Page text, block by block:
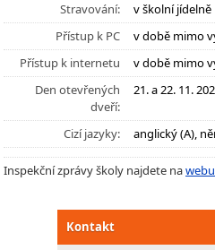
Stravování:
v školní jídelně
Přístup k PC
v době mimo
Přístup k internetu
v době mimo
Den otevřených
dveří:
21. a 22. 11.
Cizí jazyky: anglický (A),
Inspekční zprávy školy najdete na
Kontakt